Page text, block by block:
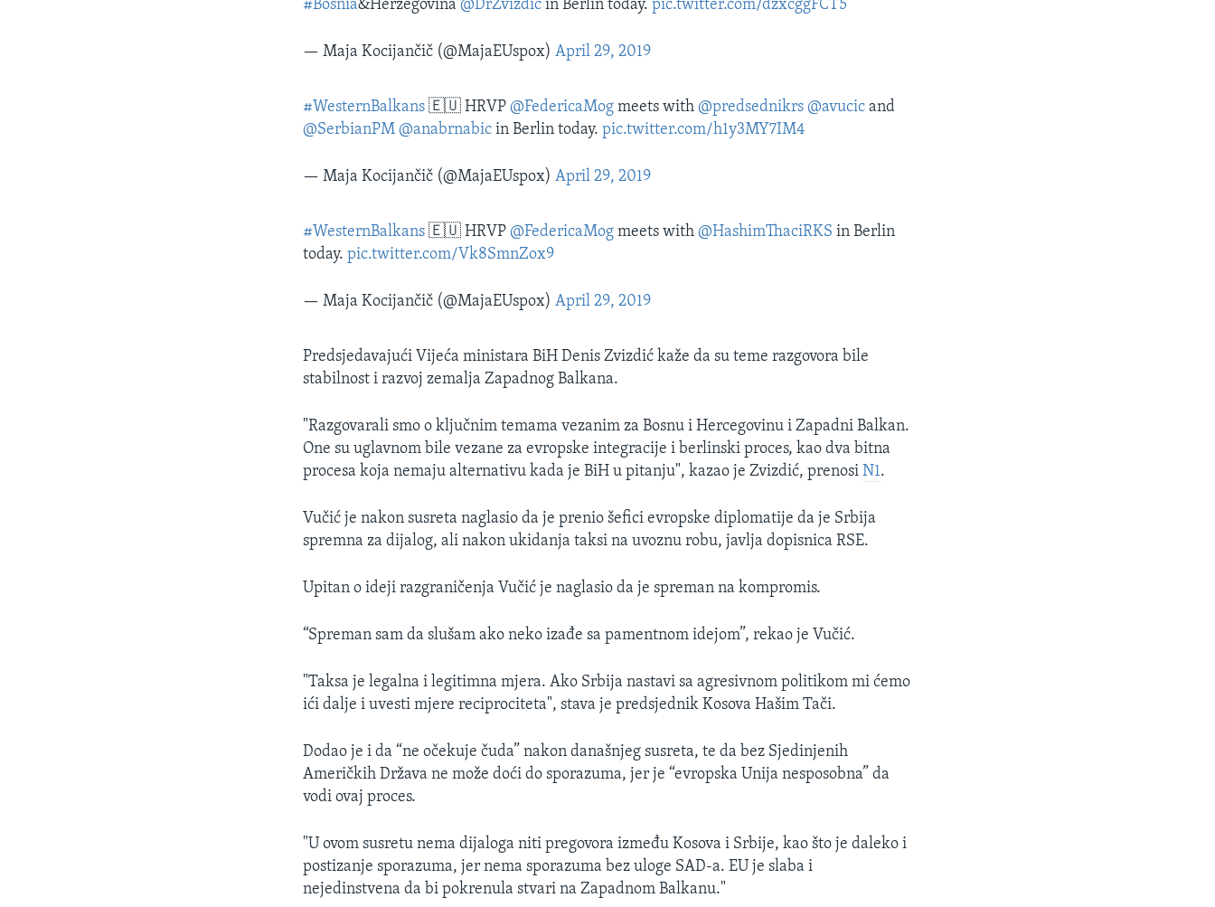
#Bosnia&Herzegovina@DrZvizdic in Berlin today.pic.twitter.com/dzxcggFCT5
— Maja Kocijančič (@MajaEUspox)April 29, 2019
#WesternBalkans 🇪🇺 HRVP@FedericaMog meets with@predsednikrs @avucic and
@SerbianPM @anabrnabic in Berlin today.pic.twitter.com/h1y3MY7IM4
— Maja Kocijančič (@MajaEUspox)April 29, 2019
#WesternBalkans 🇪🇺 HRVP@FedericaMog meets with@HashimThaciRKS in Berlin
today.pic.twitter.com/Vk8SmnZox9
— Maja Kocijančič (@MajaEUspox)April 29, 2019
Predsjedavajući Vijeća ministara BiH Denis Zvizdić kaže da su teme razgovora bile
stabilnost i razvoj zemalja Zapadnog Balkana.
"Razgovarali smo o ključnim temama vezanim za Bosnu i Hercegovinu i Zapadni Balkan.
One su uglavnom bile vezane za evropske integracije i berlinski proces, kao dva bitna
procesa koja nemaju alternativu kada je BiH u pitanju", kazao je Zvizdić, prenosiN1.
Vučić je nakon susreta naglasio da je prenio šefici evropske diplomatije da je Srbija
spremna za dijalog, ali nakon ukidanja taksi na uvoznu robu, javlja dopisnica RSE.
Upitan o ideji razgraničenja Vučić je naglasio da je spreman na kompromis.
“Spreman sam da slušam ako neko izađe sa pamentnom idejom”, rekao je Vučić.
"Taksa je legalna i legitimna mjera. Ako Srbija nastavi sa agresivnom politikom mi ćemo
ići dalje i uvesti mjere reciprociteta", stava je predsjednik Kosova Hašim Tači.
Dodao je i da “ne očekuje čuda” nakon današnjeg susreta, te da bez Sjedinjenih
Američkih Država ne može doći do sporazuma, jer je “evropska Unija nesposobna” da
vodi ovaj proces.
"U ovom susretu nema dijaloga niti pregovora između Kosova i Srbije, kao što je daleko i
postizanje sporazuma, jer nema sporazuma bez uloge SAD-a. EU je slaba i
nejedinstvena da bi pokrenula stvari na Zapadnom Balkanu."